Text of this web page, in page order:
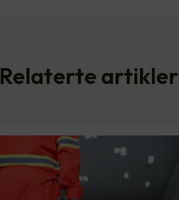
Relaterte artikler